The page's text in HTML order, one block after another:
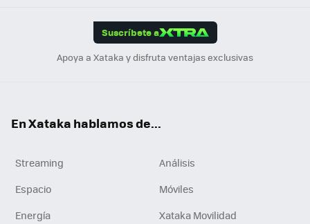
Suscríbete a
Apoya a Xataka y disfruta ventajas exclusivas
En Xataka hablamos de...
Streaming
Análisis
Espacio
Móviles
Energía
Xataka Movilidad